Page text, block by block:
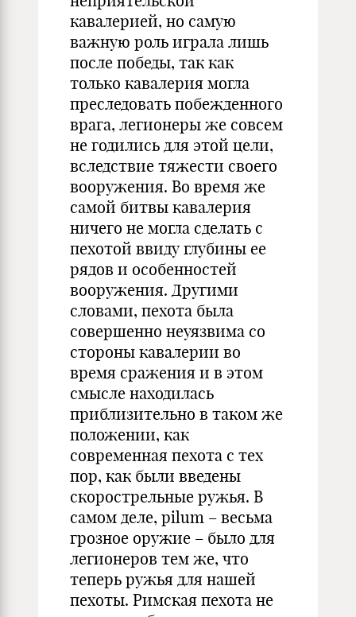
кавалерией, но самую
важную роль играла лишь
после победы, так как
только кавалерия могла
преследовать побежденного
врага, легионеры же совсем
не годились для этой цели,
вследствие тяжести своего
вооружения. Во время же
самой битвы кавалерия
ничего не могла сделать с
пехотой ввиду глубины ее
рядов и особенностей
вооружения. Другими
словами, пехота была
совершенно неуязвима со
стороны кавалерии во
время сражения и в этом
смысле находилась
приблизительно в таком же
положении, как
современная пехота с тех
пор, как были введены
скорострельные ружья. В
самом деле, pilum – весьма
грозное оружие – было для
легионеров тем же, что
теперь ружья для нашей
пехоты. Римская пехота не